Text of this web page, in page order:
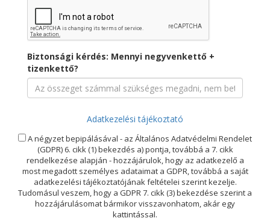
Biztonsági kérdés: Mennyi negyvenkettő +
tizenkettő?
Adatkezelési tájékoztató
A négyzet bepipálásával - az Általános Adatvédelmi Rendelet
(GDPR) 6. cikk (1) bekezdés a) pontja, továbbá a 7. cikk
rendelkezése alapján - hozzájárulok, hogy az adatkezelő a
most megadott személyes adataimat a GDPR, továbbá a saját
adatkezelési tájékoztatójának feltételei szerint kezelje.
Tudomásul veszem, hogy a GDPR 7. cikk (3) bekezdése szerint a
hozzájárulásomat bármikor visszavonhatom, akár egy
kattintással.